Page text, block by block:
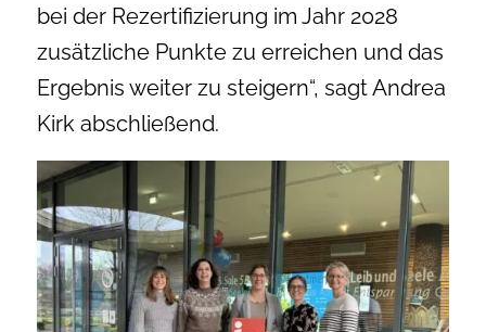
bei der Rezertifizierung im Jahr 2028
zusätzliche Punkte zu erreichen und das
Ergebnis weiter zu steigern“, sagt Andrea
Kirk abschließend.